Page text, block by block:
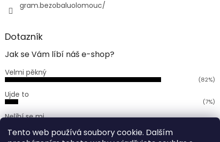
Tento web používá soubory cookie. Dalším
s
u
gram.bezobaluolomouc/
Dotazník
Jak se Vám líbí náš e-shop?
Velmi pěkný
(82%)
Ujde to
(7%)
Nelíbí se mi
Počet hlasů: 168